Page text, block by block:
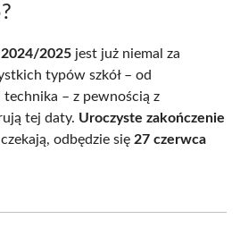
2024/2025 jest już niemal za
typów szkół – od
– z pewnością z
tej daty. Uroczyste zakończenie
odbędzie się 27 czerwca